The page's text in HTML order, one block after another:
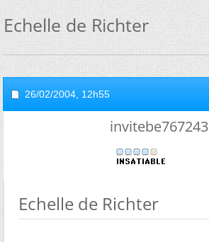
Echelle de Richter
26/02/2004, 12h55
invitebe767243
Echelle de Richter